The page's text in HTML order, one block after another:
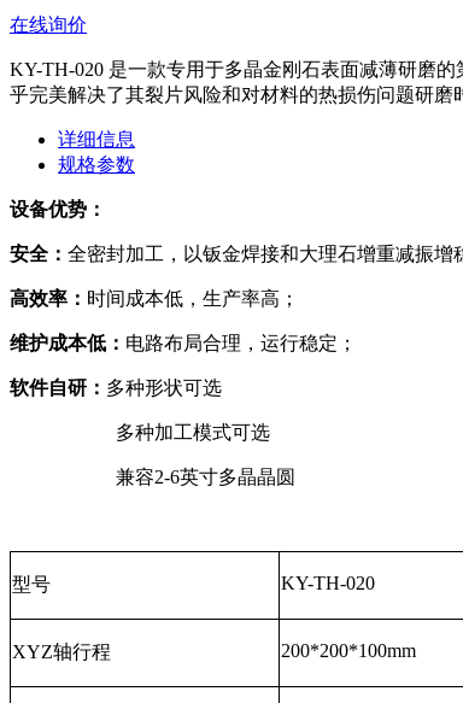
在线询价
KY-TH-020 是一款专用于多晶金刚石表面减薄研磨
乎完美解决了其裂片风险和对材料的热损伤问题研
详细信息
规格参数
设备优势：
安全： 全密封加工，以钣金焊接和大理石增重减振增
高效率： 时间成本低，生产率高；
维护成本低： 电路布局合理，运行稳定；
软件自研： 多种形状可选
多种加工模式可选
兼容2-6英寸多晶晶圆
型号 KY-TH-020
XYZ轴行程 200*200*100mm